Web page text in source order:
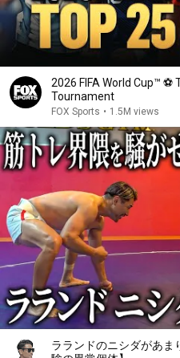
2026 FIFA World Cup™ ⚽
Tournament
FOX Sports • 1.5M views
ラランドのニシダがあま